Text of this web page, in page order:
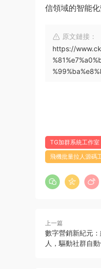
信領域的智能
原文鏈接：
https://
TG加群系統工作室
飛機批量拉人源碼
上一篇
數字營銷新紀元
人，驅動社群自